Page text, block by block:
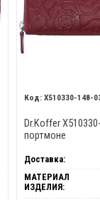
X510330-148-
Dr.Koffer
портмоне
Доставка:
МАТЕРИАЛ
ИЗДЕЛИЯ: